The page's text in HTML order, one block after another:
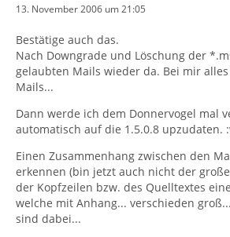
13. November 2006 um 21:05
Bestätige auch das.
Nach Downgrade und Löschung der
gelaubten Mails wieder da. Bei mir
Mails...
Dann werde ich dem Donnervogel mal
automatisch auf die 1.5.0.8 upzudaten.
Einen Zusammenhang zwischen den
erkennen (bin jetzt auch nicht der
der Kopfzeilen bzw. des Quelltextes
welche mit Anhang... verschieden
sind dabei...